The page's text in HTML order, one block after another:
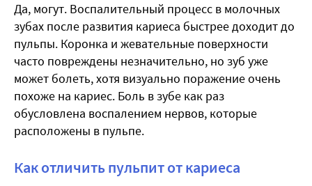
Да, могут. Воспалительный процесс в молочных
зубах после развития кариеса быстрее доходит до
пульпы. Коронка и жевательные поверхности
часто повреждены незначительно, но зуб уже
может болеть, хотя визуально поражение очень
похоже на кариес. Боль в зубе как раз
обусловлена воспалением нервов, которые
расположены в пульпе.
Как отличить пульпит от кариеса